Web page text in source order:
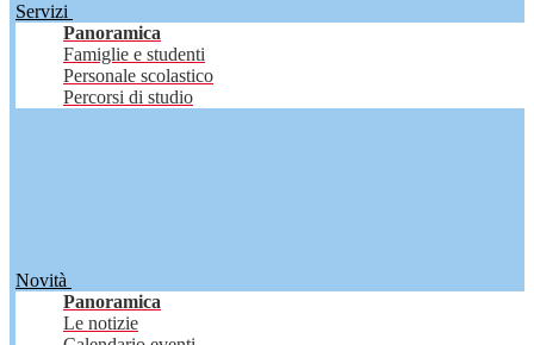
Servizi
Panoramica
Famiglie e studenti
Personale scolastico
Percorsi di studio
Novità
Panoramica
Le notizie